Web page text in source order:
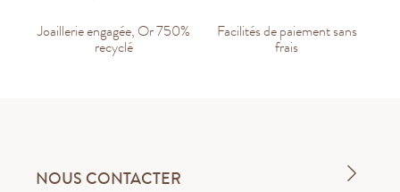
Joaillerie engagée, Or 750%
recyclé
Facilités de paiement sans
frais
NOUS CONTACTER